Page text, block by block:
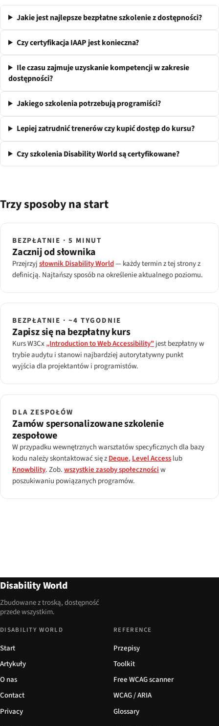
Jakie jest najlepsze bezpłatne szkolenie z dostępności?
Czy certyfikacja IAAP jest konieczna?
Ile czasu zajmuje uzyskanie kompetencji w zakresie
dostępności?
Jakiego szkolenia potrzebują programiści?
Lepiej zatrudnić trenerów czy kupić dostęp do kursu?
Czy szkolenia Disability World są certyfikowane?
Trzy sposoby na start
BEZPŁATNIE · 5 MINUT
Zacznij od słownika
Przejrzyjsłownik Disability World— każdy termin z tej strony z
definicją. Najtańszy sposób na określenie aktualnego poziomu.
BEZPŁATNIE · ~4 TYGODNIE
Zapisz się na bezpłatny kurs
Kurs W3Cx„Introduction to Web Accessibility"jest bezpłatny w
trybie audytu i stanowi najbardziej autorytatywny punkt
wyjścia dla projektantów i programistów.
DLA ZESPOŁÓW
Zamów spersonalizowane szkolenie
zespołowe
W przypadku wewnętrznych warsztatów specyficznych dla bazy
kodu należy skontaktować się zDeque, Level Accesslub
Knowbility. Zob.wszystkie zasoby społecznościw
poszukiwaniu powiązanych programów.
Disability World
Zbudowane z troską, dostępność
przede wszystkim.
DISABILITY WORLD
Start
Artykuły
O nas
Contact
Privacy
REFERENCE
Przepisy
Toolkit
Free WCAG scanner
WCAG / ARIA
Glossary